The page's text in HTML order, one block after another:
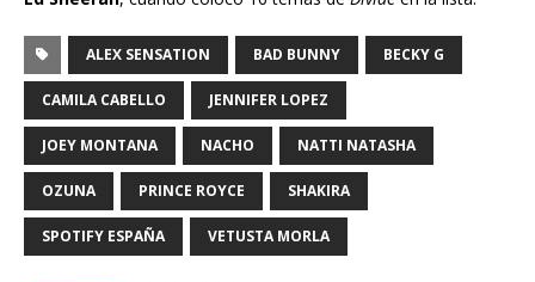
ALEX SENSATION BAD BUNNY BECKY G
CAMILA CABELLO JENNIFER LOPEZ
JOEY MONTANA NACHO NATTI NATASHA
OZUNA PRINCE ROYCE SHAKIRA
SPOTIFY ESPAÑA VETUSTA MORLA